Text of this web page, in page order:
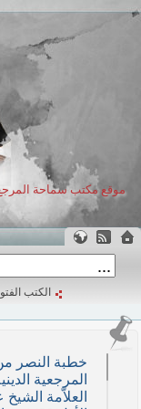
موقع مكتب سماحة
الكتب
خطبة النصر
المرجعية